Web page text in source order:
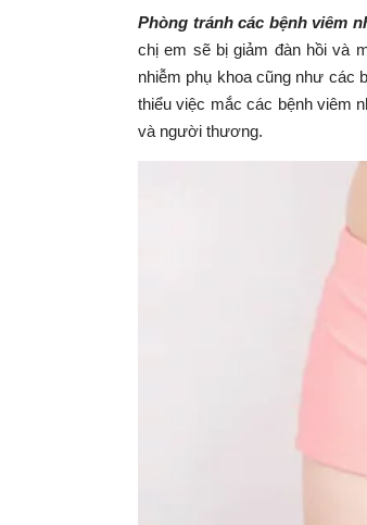
Phòng tránh các bệnh viêm
chị em sẽ bị giảm đàn hồi và
nhiễm phụ khoa cũng như các
thiểu việc mắc các bệnh viêm
và người thương.